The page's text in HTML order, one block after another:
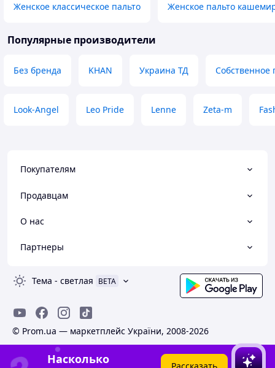
Женское классическое пальто Женское пальто
Популярные производители
Без бренда KHAN Украина ТД Собственное
Look-Angel Leo Pride Lenne Zeta-m
Покупателям
Продавцам
О нас
Партнеры
Тема - светлая BETA
© Prom.ua — маркетплейс України, 2008-2026
Насколько